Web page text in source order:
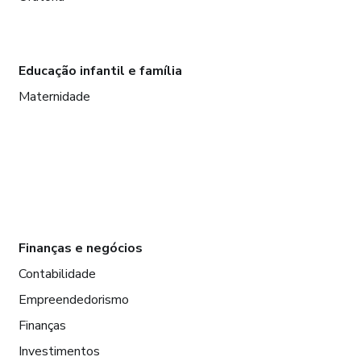
Educação infantil e família
Maternidade
Finanças e negócios
Contabilidade
Empreendedorismo
Finanças
Investimentos